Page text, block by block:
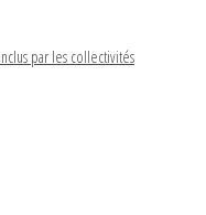
par les collectivités